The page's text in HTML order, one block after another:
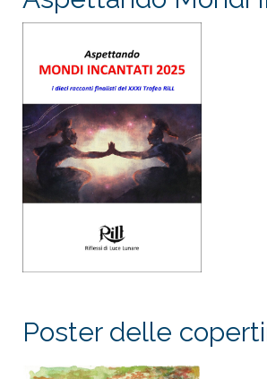
Poster delle